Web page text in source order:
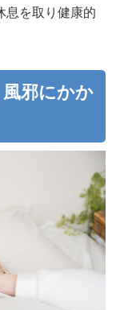
息を取り健康的
邪にかか